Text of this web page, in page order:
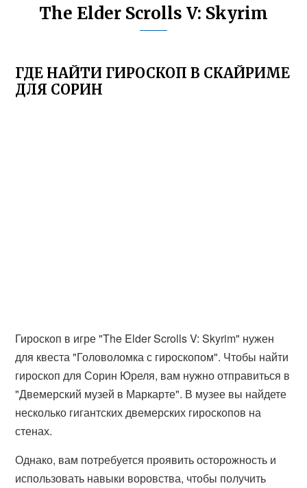
The Elder Scrolls V: Skyrim
ГДЕ НАЙТИ ГИРОСКОП В СКАЙРИМЕ
ДЛЯ СОРИН
Гироскоп в игре "The Elder Scrolls V: Skyrim" нужен
для квеста "Головоломка с гироскопом". Чтобы найти
гироскоп для Сорин Юреля, вам нужно отправиться в
"Двемерский музей в Маркарте". В музее вы найдете
несколько гигантских двемерских гироскопов на
стенах.
Однако, вам потребуется проявить осторожность и
использовать навыки воровства, чтобы получить